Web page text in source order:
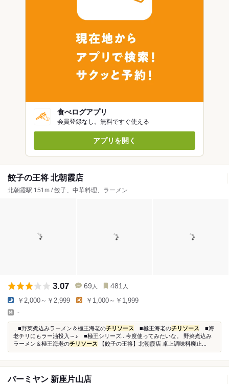
食べログアプリ
会員登録なし。無料ですぐ使える
アプリを開く
餃子の王将 北朝霞店
北朝霞駅 151m / 餃子、中華料理、ラーメン
3.07 69 人 481 人
￥2,000～￥2,999 ￥1,000～￥1,999
-
...■野菜煮込みラーメン＆極王海老のチリソース ■極王海老のチリソース ■海
老チリにもラー油投入～♪ ■極王シリーズ...今度使ってみたいな。 野菜煮込み
ラーメン＆極王海老のチリソース 【餃子の王将】北朝霞店 卓上調味料廃止...
バーミヤン 新座片山店